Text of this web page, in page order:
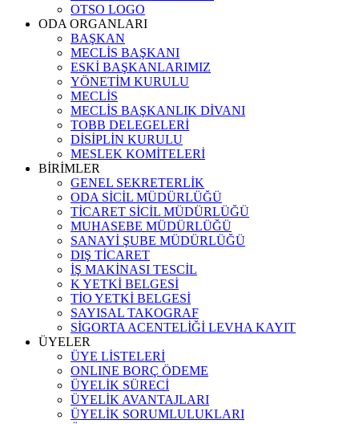
OTSO LOGO
ODA ORGANLARI
BAŞKAN
MECLİS BAŞKANI
ESKİ BAŞKANLARIMIZ
YÖNETİM KURULU
MECLİS
MECLİS BAŞKANLIK DİVANI
TOBB DELEGELERİ
DİSİPLİN KURULU
MESLEK KOMİTELERİ
BİRİMLER
GENEL SEKRETERLİK
ODA SİCİL MÜDÜRLÜĞÜ
TİCARET SİCİL MÜDÜRLÜĞÜ
MUHASEBE MÜDÜRLÜĞÜ
SANAYİ ŞUBE MÜDÜRLÜĞÜ
DIŞ TİCARET
İŞ MAKİNASI TESCİL
K YETKİ BELGESİ
TİO YETKİ BELGESİ
SAYISAL TAKOGRAF
SİGORTA ACENTELİĞİ LEVHA KAYIT
ÜYELER
ÜYE LİSTELERİ
ONLINE BORÇ ÖDEME
ÜYELİK SÜRECİ
ÜYELİK AVANTAJLARI
ÜYELİK SORUMLULUKLARI